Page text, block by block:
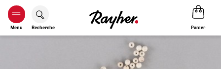
Menu Recherche Panier